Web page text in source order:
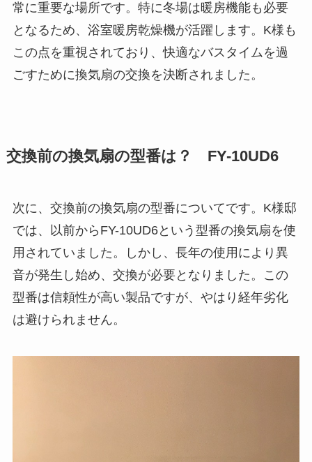
常に重要な場所です。特に冬場は暖房機能も必要
となるため、浴室暖房乾燥機が活躍します。K様も
この点を重視されており、快適なバスタイムを過
ごすために換気扇の交換を決断されました。
交換前の換気扇の型番は？ FY-10UD6
次に、交換前の換気扇の型番についてです。K様邸
では、以前からFY-10UD6という型番の換気扇を使
用されていました。しかし、長年の使用により異
音が発生し始め、交換が必要となりました。この
型番は信頼性が高い製品ですが、やはり経年劣化
は避けられません。